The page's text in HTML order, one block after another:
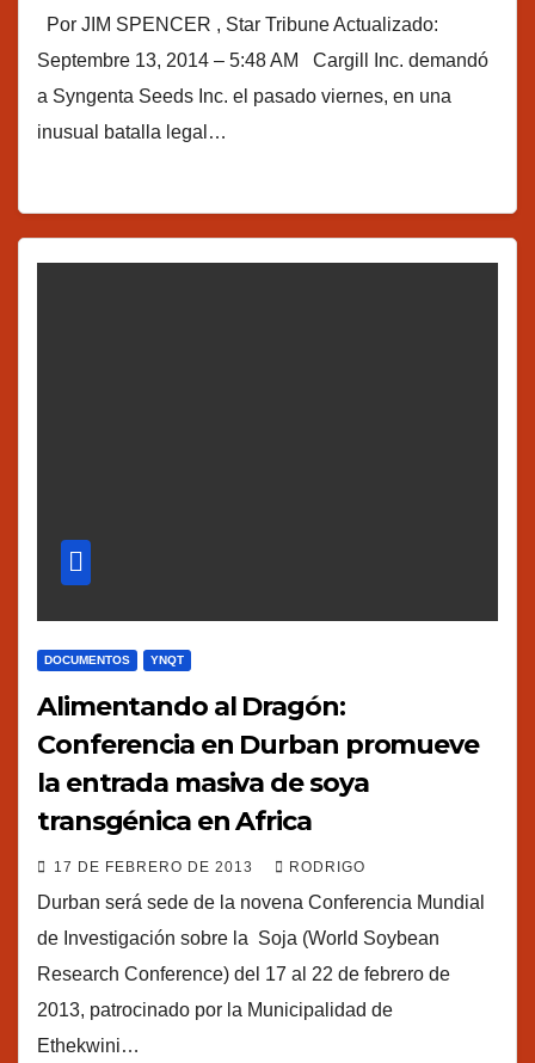
Por JIM SPENCER , Star Tribune Actualizado:
Septembre 13, 2014 – 5:48 AM Cargill Inc. demandó
a Syngenta Seeds Inc. el pasado viernes, en una
inusual batalla legal…
DOCUMENTOS YNQT
Alimentando al Dragón:
Conferencia en Durban promueve
la entrada masiva de soya
transgénica en Africa
17 DE FEBRERO DE 2013 RODRIGO
Durban será sede de la novena Conferencia Mundial
de Investigación sobre la Soja (World Soybean
Research Conference) del 17 al 22 de febrero de
2013, patrocinado por la Municipalidad de
Ethekwini…